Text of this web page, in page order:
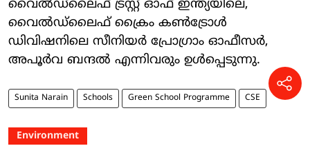
വൈൽഡ്‌ലൈഫ് ട്രസ്റ്റ് ഓഫ് ഇന്ത്യയിലെ,
വൈൽഡ്‌ലൈഫ് ക്രൈം കൺട്രോൾ
ഡിവിഷനിലെ സീനിയർ പ്രോഗ്രാം ഓഫീസർ,
അപൂർവ ബന്ദൽ എന്നിവരും ഉൾപ്പെടുന്നു.
Sunita Narain Schools Green School Programme CSE
Environment